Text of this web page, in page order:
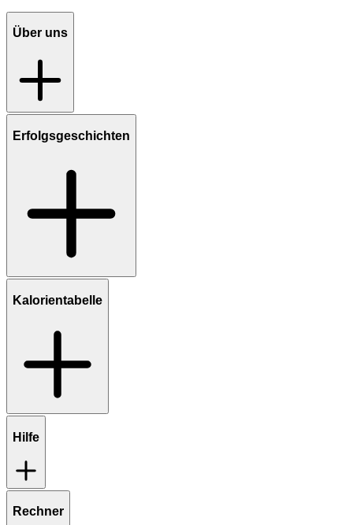
Über uns
Erfolgsgeschichten
Kalorientabelle
Hilfe
Rechner